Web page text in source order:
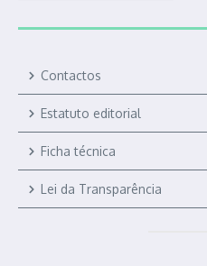
Contactos
Estatuto editorial
Ficha técnica
Lei da Transparência